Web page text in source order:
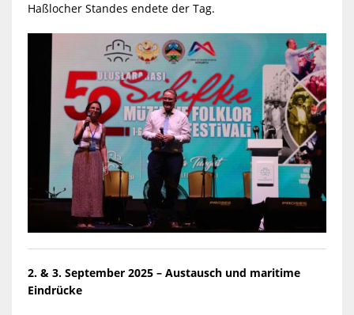
Haßlocher Standes endete der Tag.
2. & 3. September 2025 – Austausch und maritime
Eindrücke